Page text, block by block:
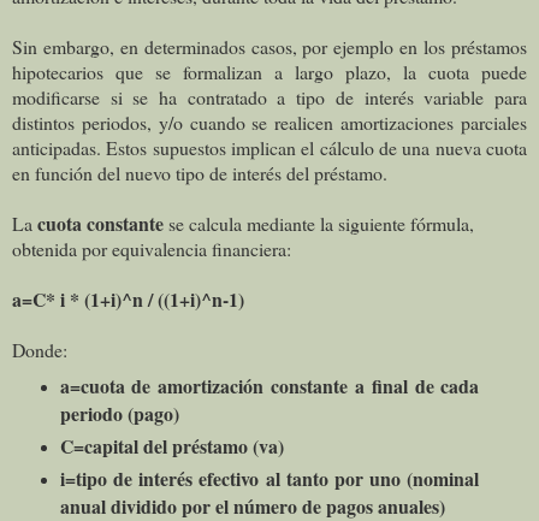
Sin embargo, en determinados casos, por ejemplo en los préstamos
hipotecarios que se formalizan a largo plazo, la cuota puede
modificarse si se ha contratado a tipo de interés variable para
distintos periodos, y/o cuando se realicen amortizaciones parciales
anticipadas. Estos supuestos implican el cálculo de una nueva cuota
en función del nuevo tipo de interés del préstamo.
La cuota constantese calcula mediante la siguiente fórmula,
obtenida por equivalencia financiera:
a=C* i * (1+i)^n/ ((1+i)^n-1)
Donde:
a=cuota de amortización constante a final de cada
periodo (pago)
C=capital del préstamo (va)
i=tipo de interés efectivo al tanto por uno (nominal
anual dividido por el número de pagos anuales)